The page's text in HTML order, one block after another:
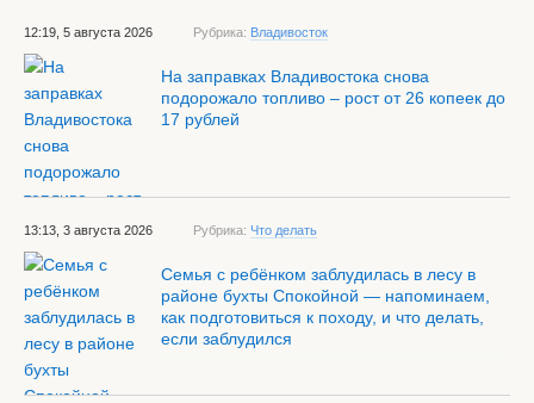
12:19, 5 августа 2026 Рубрика: Владивосток
На заправках Владивостока снова
подорожало топливо – рост от 26 копеек до
17 рублей
13:13, 3 августа 2026 Рубрика: Что делать
Семья с ребёнком заблудилась в лесу в
районе бухты Спокойной — напоминаем,
как подготовиться к походу, и что делать,
если заблудился